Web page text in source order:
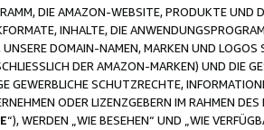
DIE AMAZON-WEBSITE, PRODUKTE UND
INHALTE, DIE
DOMAIN-NAMEN, MARKEN UND
DER AMAZON-MARKEN) UND DIE
GEWERBLICHE SCHUTZRECHTE,
ODER LIZENZGEBERN IM RAHMEN
“), WERDEN „WIE BESEHEN“ UND „WIE